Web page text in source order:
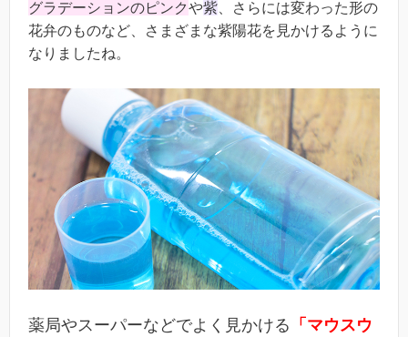
グラデーションのピンクや紫、さらには変わった形の
花弁のものなど、さまざまな紫陽花を見かけるように
なりましたね。
薬局やスーパーなどでよく見かける 「マウスウ